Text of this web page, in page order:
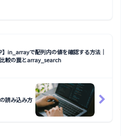
】in_arrayで配列内の値を確認する方法｜
較の罠とarray_search
読み込み方